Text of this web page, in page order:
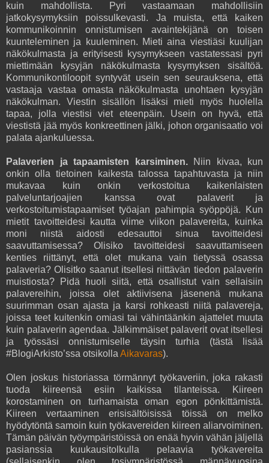
kuin mahdollista. Pyri vastaamaan mahdollisiin
jatkokysymyksiin poissulkevasti. Ja muista, että kaiken
kommunikoinnin onnistumisen avaintekijänä on toisen
kuunteleminen ja kuuleminen. Mieti aina viestiäsi kuulijan
näkökulmasta ja erityisesti kysymykseen vastatessasi pyri
miettimään kysyjän näkökulmasta kysymyksen sisältöä.
Kommunikontiloopit syntyvät usein sen seurauksena, että
vastaaja vastaa omasta näkökulmasta unohtaen kysyjän
näkökulman. Viestin sisällön lisäksi mieti myös huolella
tapaa, jolla viestisi viet eteenpäin. Usein on hyvä, että
viestistä jää myös konkreettinen jälki, johon organisaatio voi
palata ajankuluessa.
Palaverien ja tapaamisten karsiminen.
Niin kivaa, kun
onkin olla tietoinen kaikesta talossa tapahtuvasta ja niin
mukavaa kuin onkin verkostoitua kaikenlaisten
palveluntarjoajien kanssa ovat palaverit ja
verkostoitumistapaamiset työajan pahimpia syöppöjä. Kun
mietit tavoitteidesi kautta viime viikon palavereita, kuinka
moni niistä aidosti edesauttoi sinua tavoitteidesi
saavuttamisessa? Olisiko tavoitteidesi saavuttamiseen
kenties riittänyt, että olet mukana vain tietyssä osassa
palaveria? Olisitko saanut itsellesi riittävän tiedon palaverin
muistiosta? Pidä huoli siitä, että osallistut vain sellaisiin
palavereihin, joissa olet aktiivisena jäsenenä mukana
suurimman osan ajasta ja karsi rohkeasti niitä palavereja,
joissa teet kuitenkin omiasi tai vähintäänkin ajattelet muuta
kuin palaverin agendaa. Jälkimmäiset palaverit ovat itsellesi
ja työssäsi onnistumiselle täysin turhia (tästä lisää
#BlogiArkisto’ssa otsikolla Aikavaras).
Olen joskus historiassa törmännyt työkaveriin, joka rakasti
tuoda kiireensä esiin kaikissa tilanteissa. Kiireen
korostaminen on turhamaista oman egon pönkittämistä.
Kiireen vertaaminen erisisältöisissä töissä on melko
hyödytöntä samoin kuin työkavereiden kiireen aliarvoiminen.
Tämän päivän työympäristöissä on enää hyvin vähän jäljellä
pasianssia kuukausitolkulla pelaavia työkavereita